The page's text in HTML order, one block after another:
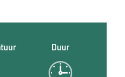
Duur